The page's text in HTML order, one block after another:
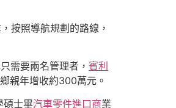
按照導航規劃的路線，
需要兩名管理者， 賓利
親年增收約300萬元。
碩士畢汽車零件進口商業